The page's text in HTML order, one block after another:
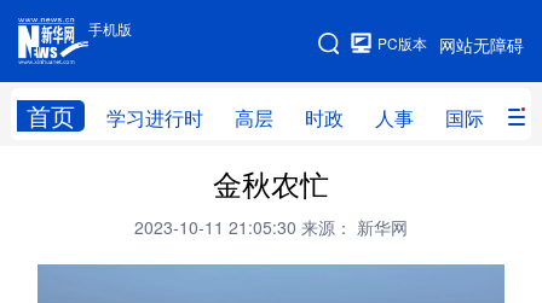
手机版
网站无障碍
PC版本
首页 学习进行时 高层 时政 人事 国际 财
手机版
网站地图
高层 时政
财经 网评
金秋农忙
2023-10-11 21:05:30 来源： 新华网